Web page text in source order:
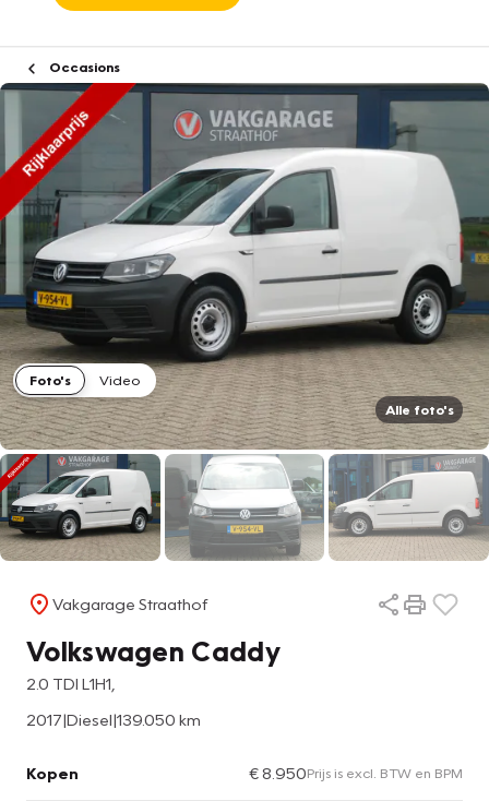
Occasions
Foto's
Video
Alle foto's
Vakgarage Straathof
Volkswagen Caddy
2.0 TDI L1H1,
2017|Diesel|139.050 km
Kopen € 8.950Prijs is excl. BTW en BPM